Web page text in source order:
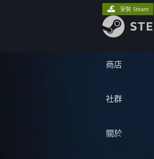
商店
社群
關於
安裝 Steam